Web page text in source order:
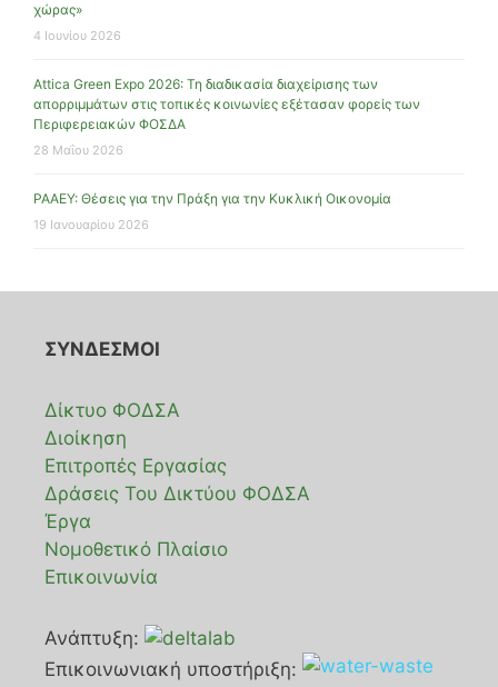
χώρας»
4 Ιουνίου 2026
Attica Green Expo 2026: Τη διαδικασία διαχείρισης των
απορριμμάτων στις τοπικές κοινωνίες εξέτασαν φορείς των
Περιφερειακών ΦΟΣΔΑ
28 Μαΐου 2026
ΡΑΑΕΥ: Θέσεις για την Πράξη για την Κυκλική Οικονομία
19 Ιανουαρίου 2026
ΣΥΝΔΕΣΜΟΙ
Δίκτυο ΦΟΔΣΑ
Διοίκηση
Επιτροπές Εργασίας
Δράσεις Του Δικτύου ΦΟΔΣΑ
Έργα
Νομοθετικό Πλαίσιο
Επικοινωνία
Ανάπτυξη:
Επικοινωνιακή υποστήριξη: